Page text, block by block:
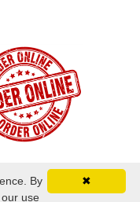
fakalao kotoa pe.
✖
By
use